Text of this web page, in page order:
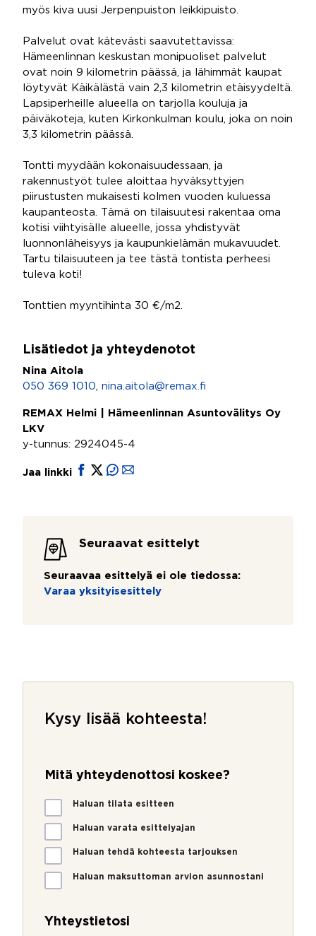
myös kiva uusi Jerpenpuiston leikkipuisto.
Palvelut ovat kätevästi saavutettavissa:
Hämeenlinnan keskustan monipuoliset palvelut
ovat noin 9 kilometrin päässä, ja lähimmät kaupat
löytyvät Käikälästä vain 2,3 kilometrin etäisyydeltä.
Lapsiperheille alueella on tarjolla kouluja ja
päiväkoteja, kuten Kirkonkulman koulu, joka on noin
3,3 kilometrin päässä.
Tontti myydään kokonaisuudessaan, ja
rakennustyöt tulee aloittaa hyväksyttyjen
piirustusten mukaisesti kolmen vuoden kuluessa
kaupanteosta. Tämä on tilaisuutesi rakentaa oma
kotisi viihtyisälle alueelle, jossa yhdistyvät
luonnonläheisyys ja kaupunkielämän mukavuudet.
Tartu tilaisuuteen ja tee tästä tontista perheesi
tuleva koti!
Tonttien myyntihinta 30 €/m2.
Lisätiedot ja yhteydenotot
Nina Aitola
050 369 1010
nina.aitola@remax.fi
REMAX Helmi | Hämeenlinnan Asuntovälitys Oy
LKV
y-tunnus: 2924045-4
Jaa linkki
Seuraavat esittelyt
Seuraavaa esittelyä ei ole tiedossa:
Varaa yksityisesittely
Kysy lisää kohteesta!
Mitä yhteydenottosi koskee?
M
i
ä
d
Haluan tilata esitteen
Haluan varata esittelyajan
Haluan tehdä kohteesta tarjouksen
Haluan maksuttoman arvion asunnostani
Yhteystietosi